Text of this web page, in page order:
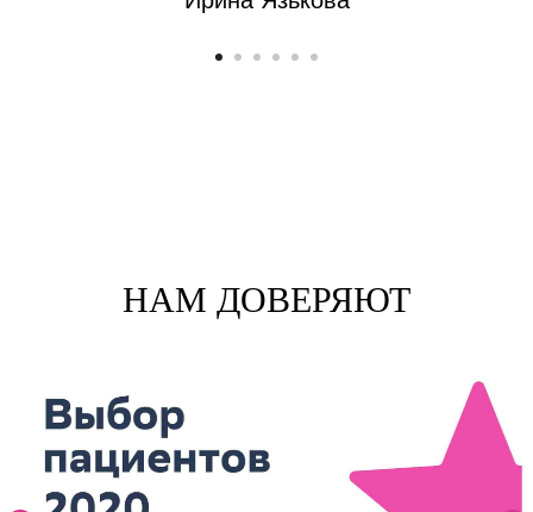
НАМ ДОВЕРЯЮТ